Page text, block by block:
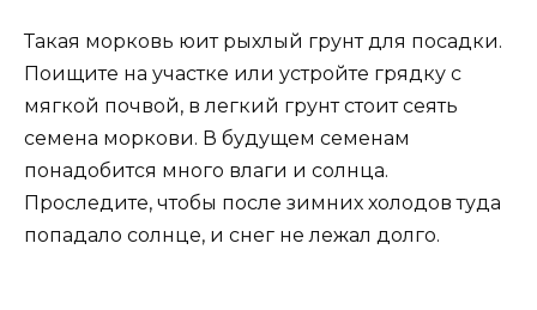
Такая морковь юит рыхлый грунт для посадки.
Поищите на участке или устройте грядку с
мягкой почвой, в легкий грунт стоит сеять
семена моркови. В будущем семенам
понадобится много влаги и солнца.
Проследите, чтобы после зимних холодов туда
попадало солнце, и снег не лежал долго.